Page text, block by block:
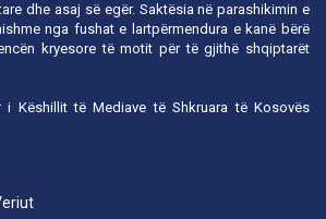
dhe asaj së egër. Saktësia në parashikimin e
nga fushat e lartpërmendura e kanë bërë
kryesore të motit për të gjithë shqiptarët
i Këshillit të Mediave të Shkruara të Kosovës